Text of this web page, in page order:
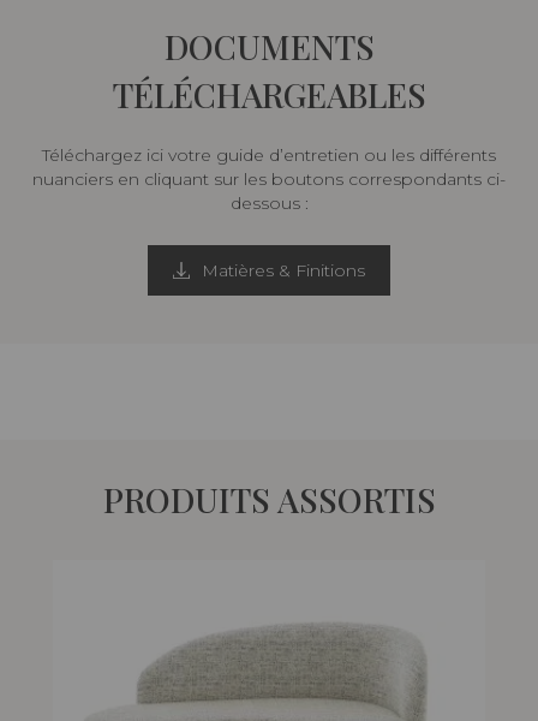
DOCUMENTS
TÉLÉCHARGEABLES
Téléchargez ici votre guide d’entretien ou les différents
nuanciers en cliquant sur les boutons correspondants ci-
dessous :
Matières & Finitions
PRODUITS ASSORTIS